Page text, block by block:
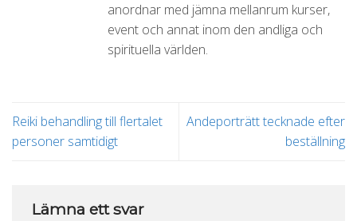
anordnar med jämna mellanrum kurser,
event och annat inom den andliga och
spirituella världen.
Reiki behandling till flertalet
personer samtidigt
Andeporträtt tecknade efter
beställning
Lämna ett svar